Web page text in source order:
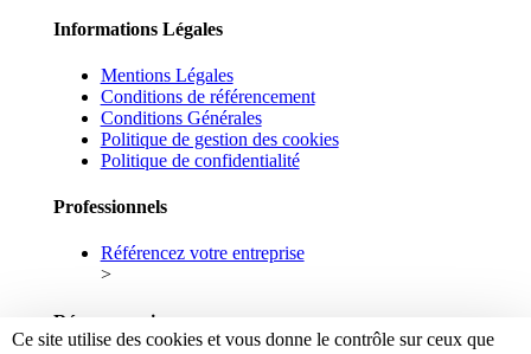
Informations Légales
Mentions Légales
Conditions de référencement
Conditions Générales
Politique de gestion des cookies
Politique de confidentialité
Professionnels
Référencez votre entreprise
>
Réseaux sociaux
Ce site utilise des cookies et vous donne le contrôle sur ceux que